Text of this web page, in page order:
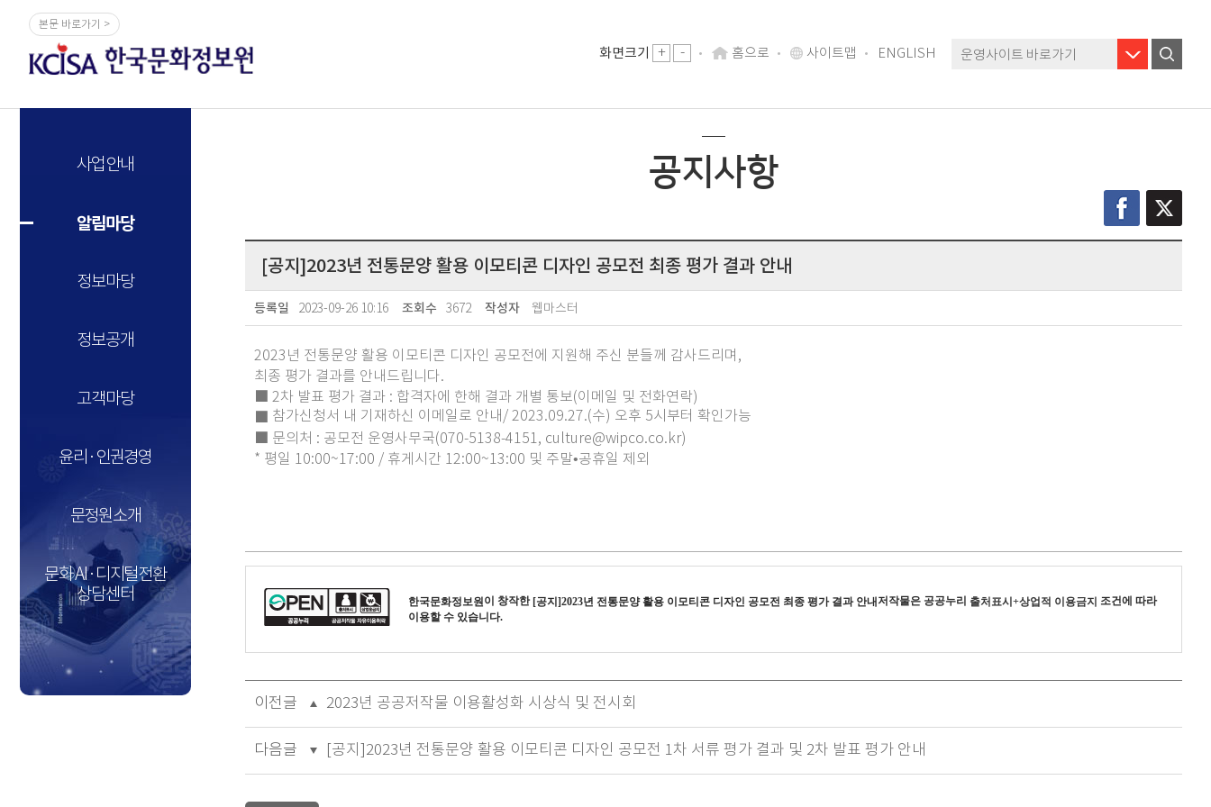
본문 바로가기 >
화면크기 + - 홈으로 사이트맵 ENGLISH 운영사이트 바로가기
사업안내
알림마당
정보마당
정보공개
고객마당
윤리·인권경영
문정원소개
문화 AI·디지털전환
상담센터
공지사항
[공지]2023년 전통문양 활용 이모티콘 디자인 공모전 최종 평가 결과 안내
등록일 2023-09-26 10:16 조회수 3672 작성자 웹마스터
2023년 전통문양 활용 이모티콘 디자인 공모전에 지원해 주신 분들께 감사드리며,
최종 평가 결과를 안내드립니다.
■ 2차 발표 평가 결과 : 합격자에 한해 결과 개별 통보(이메일 및 전화연락)
■ 참가신청서 내 기재하신 이메일로 안내/ 2023.09.27.(수) 오후 5시부터 확인가능
■ 문의처 : 공모전 운영사무국(070-5138-4151, culture@wipco.co.kr)
* 평일 10:00~17:00 / 휴게시간 12:00~13:00 및 주말•공휴일 제외
한국문화정보원이 창작한[공지]2023년 전통문양 활용 이모티콘 디자인 공모전 최종 평가 결과 안내저작물은 공공누리 출처표시+상업적 이용금지 조건에 따라
이용할 수 있습니다.
이전글 2023년 공공저작물 이용활성화 시상식 및 전시회
다음글 [공지]2023년 전통문양 활용 이모티콘 디자인 공모전 1차 서류 평가 결과 및 2차 발표 평가 안내